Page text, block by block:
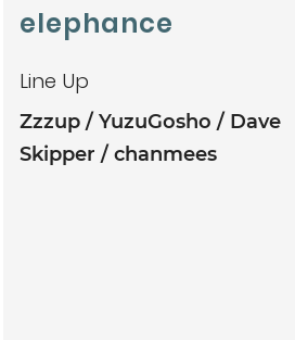
elephance
Line Up
Zzzup YuzuGosho
Dave
Skipper
chanmees